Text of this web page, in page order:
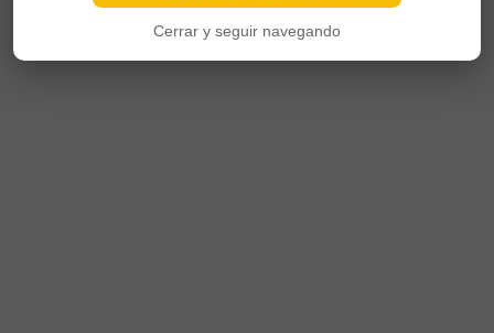
Cerrar y seguir navegando